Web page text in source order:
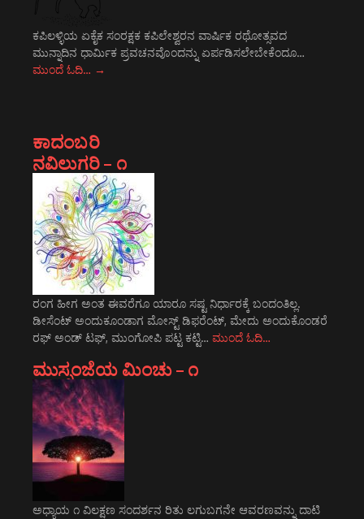
ಕಪಿಲಳ್ಳಿಯ ಏಕೈಕ ಸಂರಕ್ಷಕ ಕಪಿಲೇಶ್ವರನ ವಾರ್ಷಿಕ ರಥೋತ್ಸವದ
ಮುನ್ನಾದಿನ ಧಾರ್ಮಿಕ ಪ್ರವಚನವೊಂದನ್ನು ಏರ್ಪಡಿಸಲೇಬೇಕೆಂದೂ…
ಮುಂದೆ ಓದಿ… →
ಕಾದಂಬರಿ
ನವಿಲುಗರಿ – ೧
ರಂಗ ಹೀಗ ಅಂತ ಈವರೆಗೂ ಯಾರೂ ಸಷ್ಟ ನಿರ್ಧಾರಕ್ಕೆ ಬಂದಂತಿಲ್ಲ.
ಡೀಸೆಂಟ್ ಅಂದುಕೂಂಡಾಗ ಮೋಸ್ಟ್‌ ಡಿಫರೆಂಟ್‌, ಮೇದು ಅಂದುಕೊಂಡರೆ
ರಫ್ ಅಂಡ್ ಟಫ್, ಮುಂಗೋಪಿ ಪಟ್ಟ ಕಟ್ಟಿ… ಮುಂದೆ ಓದಿ…
ಮುಸ್ಸಂಜೆಯ ಮಿಂಚು – ೧
ಅಧ್ಯಾಯ ೧ ವಿಲಕ್ಷಣ ಸಂದರ್ಶನ ರಿತು ಲಗುಬಗನೇ ಆವರಣವನ್ನು ದಾಟಿ